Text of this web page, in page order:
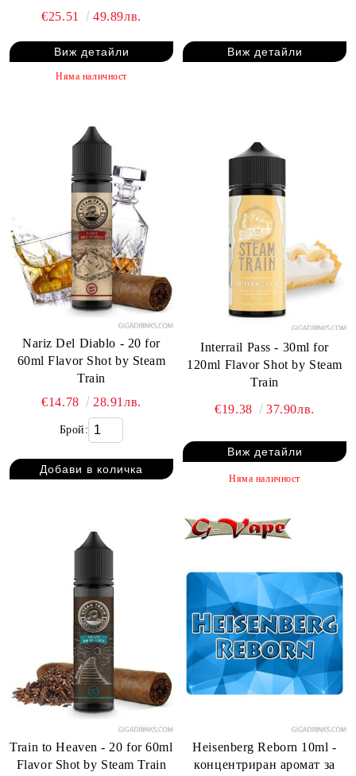
€25.51
49.89лв.
Виж детайли
Няма наличност
Виж детайли
Nariz Del Diablo - 20 for
60ml Flavor Shot by Steam
Train
€14.78
28.91лв.
Брой:
Interrail Pass - 30ml for
120ml Flavor Shot by Steam
Train
€19.38 37.90лв.
Виж детайли
Няма наличност
Train to Heaven - 20 for 60ml
Flavor Shot by Steam Train
Heisenberg Reborn 10ml -
концентриран аромат за